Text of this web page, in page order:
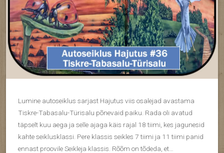
Lumine autoseiklus sarjast Hajutus viis osalejad avastama
Tiskre-Tabasalu-Türisalu põnevaid paiku. Rada oli avatud
täpselt kuu aega ja selle ajaga käis rajal 18 tiimi, kes jagunesid
kahte seiklusklassi. Pere klassis seikles 7 tiimi ja 11 tiimi panid
ennast proovile Seikleja klassis. Rõõm on tõdeda, et…